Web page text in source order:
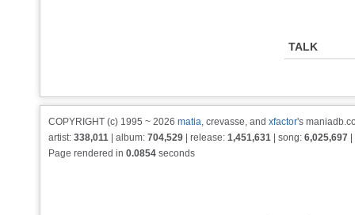
TALK
COPYRIGHT (c) 1995 ~ 2026 matia, crevasse, and xfactor's
artist: 338,011 | album: 704,529 | release: 1,451,631 | song: 6,025,697
Page rendered in 0.0854 seconds